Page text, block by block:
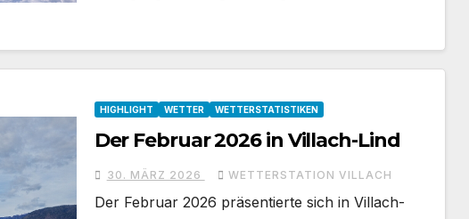
HIGHLIGHT WETTER WETTERSTATISTIKEN
Der Februar 2026 in Villach-Lind
30. MÄRZ 2026 WETTERSTATION VILLACH
Der Februar 2026 präsentierte sich in Villach-